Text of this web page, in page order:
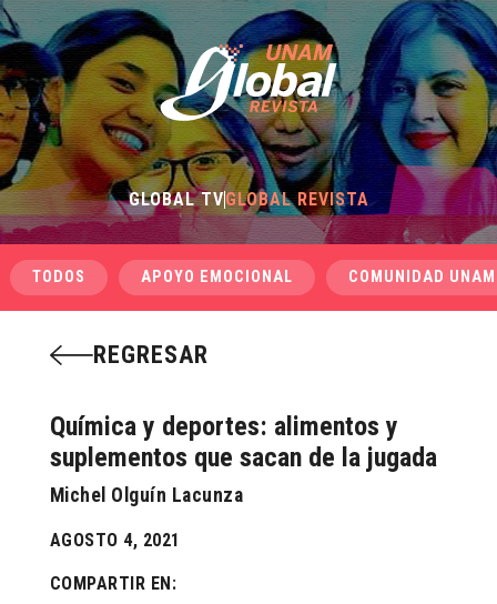
GLOBAL TVGLOBAL REVISTA
TODOS APOYO EMOCIONAL COMUNIDAD UNAM
REGRESAR
Química y deportes: alimentos y
suplementos que sacan de la jugada
Michel Olguín Lacunza
AGOSTO 4, 2021
COMPARTIR EN: